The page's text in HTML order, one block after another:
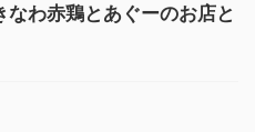
なわ赤鶏とあぐーのお店と